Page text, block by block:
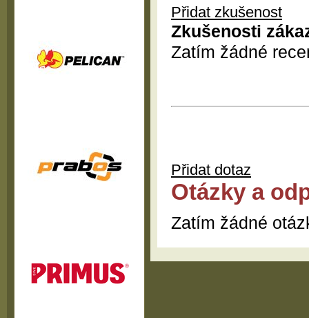
Přidat zkušenost
Zkušenosti
Zatím žádné
Přidat dotaz
Otázky a
Zatím žádné